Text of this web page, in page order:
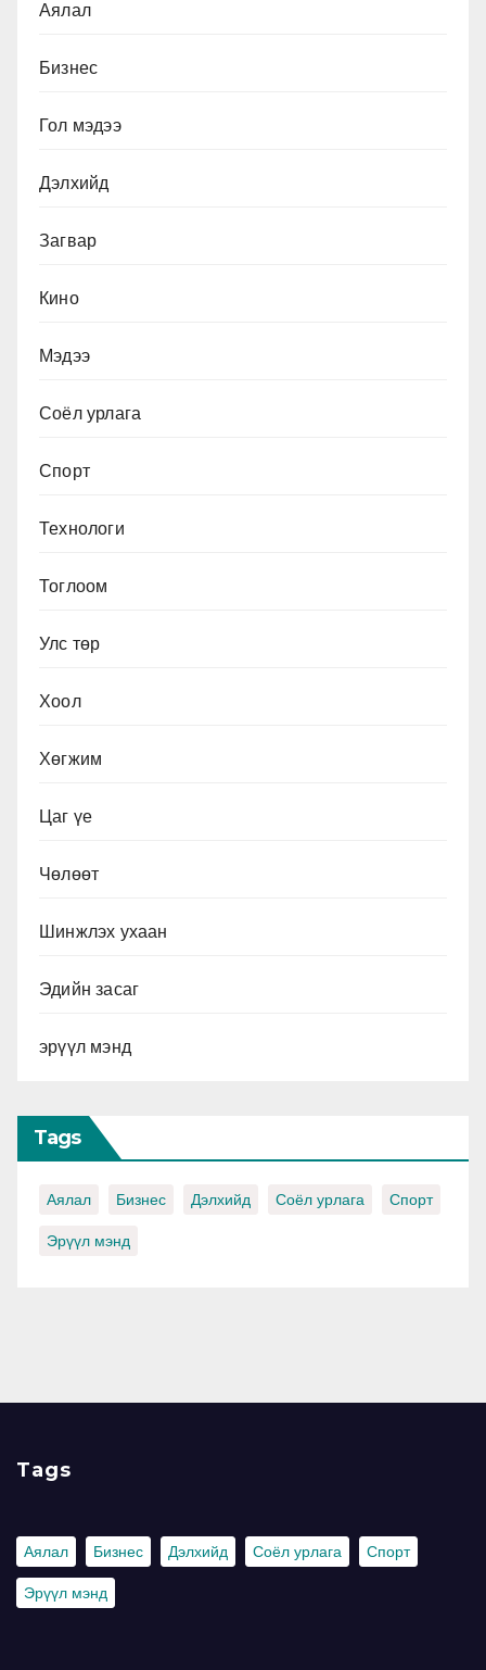
Аялал
Бизнес
Гол мэдээ
Дэлхийд
Загвар
Кино
Мэдээ
Соёл урлага
Спорт
Технологи
Тоглоом
Улс төр
Хоол
Хөгжим
Цаг үе
Чөлөөт
Шинжлэх ухаан
Эдийн засаг
эрүүл мэнд
Tags
Аялал Бизнес Дэлхийд Соёл урлага Спорт
Эрүүл мэнд
Tags
Аялал Бизнес Дэлхийд Соёл урлага Спорт
Эрүүл мэнд